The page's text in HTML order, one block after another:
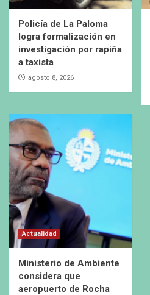
Policía de La Paloma
logra formalización en
investigación por rapiña
a taxista
agosto 8, 2026
Actualidad
Ministerio de Ambiente
considera que
aeropuerto de Rocha